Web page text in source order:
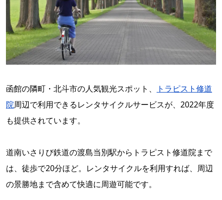
函館の隣町・北斗市の人気観光スポット、
トラピスト修道
院周辺で利用できるレンタサイクルサービスが、2022年度
も提供されています。
道南いさりび鉄道の渡島当別駅からトラピスト修道院まで
は、徒歩で20分ほど。レンタサイクルを利用すれば、周辺
の景勝地まで含めて快適に周遊可能です。